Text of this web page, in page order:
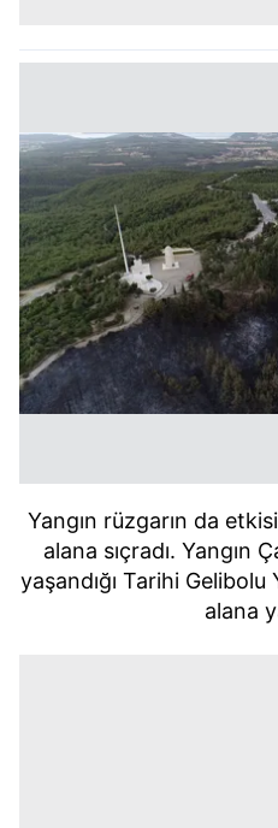
Yangın rüzgarın da
alana sıçradı. Yangın
yaşandığı Tarihi Gelibolu
alana